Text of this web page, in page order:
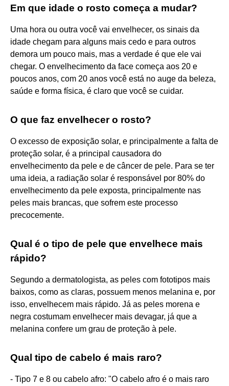
Em que idade o rosto começa a mudar?
Uma hora ou outra você vai envelhecer, os sinais da
idade chegam para alguns mais cedo e para outros
demora um pouco mais, mas a verdade é que ele vai
chegar. O envelhecimento da face começa aos 20 e
poucos anos, com 20 anos você está no auge da beleza,
saúde e forma física, é claro que você se cuidar.
O que faz envelhecer o rosto?
O excesso de exposição solar, e principalmente a falta de
proteção solar, é a principal causadora do
envelhecimento da pele e de câncer de pele. Para se ter
uma ideia, a radiação solar é responsável por 80% do
envelhecimento da pele exposta, principalmente nas
peles mais brancas, que sofrem este processo
precocemente.
Qual é o tipo de pele que envelhece mais
rápido?
Segundo a dermatologista, as peles com fototipos mais
baixos, como as claras, possuem menos melanina e, por
isso, envelhecem mais rápido. Já as peles morena e
negra costumam envelhecer mais devagar, já que a
melanina confere um grau de proteção à pele.
Qual tipo de cabelo é mais raro?
- Tipo 7 e 8 ou cabelo afro: "O cabelo afro é o mais raro